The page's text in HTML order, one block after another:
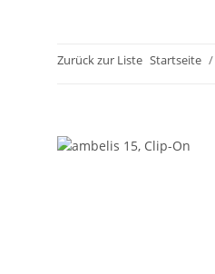
Zurück zur Liste Startseite